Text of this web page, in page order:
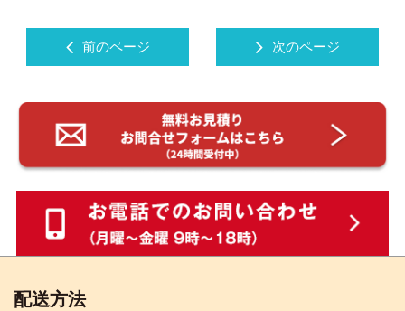
前のページ 次のページ
配送方法